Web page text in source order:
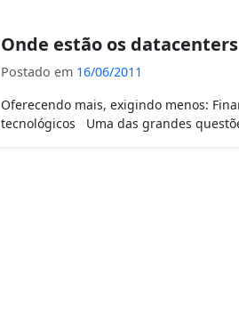
Onde estão os
Postado em 16/06/2011
Oferecendo mais, exigindo menos:
tecnológicos Uma das grandes